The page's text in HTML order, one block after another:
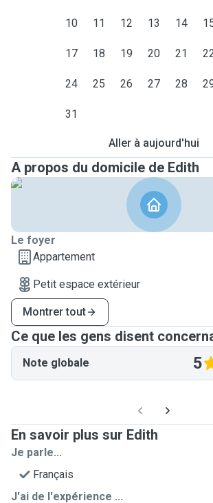
10 11 12 13 14
17 18 19 20 21
24 25 26 27 28
31
Aller à aujourd'hui
A propos du domicile de Edith
Le foyer
Appartement
Petit espace extérieur
Montrer tout
Ce que les gens disent
Note globale 5
En savoir plus sur Edith
Je parle...
Français
J'ai de l'expérience ...